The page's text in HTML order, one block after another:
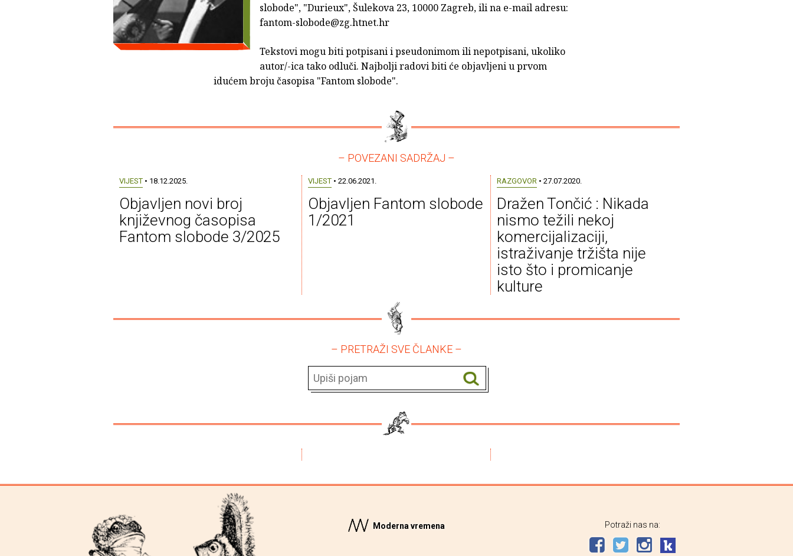
slobode", "Durieux", Šulekova 23, 10000 Zagreb, ili na e-mail adresu:
fantom-slobode@zg.htnet.hr
Tekstovi mogu biti potpisani i pseudonimom ili nepotpisani, ukoliko
autor/-ica tako odluči. Najbolji radovi biti će objavljeni u prvom
idućem broju časopisa "Fantom slobode".
– POVEZANI SADRŽAJ –
VIJEST• 18.12.2025.
Objavljen novi broj
književnog časopisa
Fantom slobode 3/2025
VIJEST• 22.06.2021.
Objavljen Fantom slobode
1/2021
RAZGOVOR • 27.07.2020.
Dražen Tončić : Nikada
nismo težili nekoj
komercijalizaciji,
istraživanje tržišta nije
isto što i promicanje
kulture
– PRETRAŽI SVE ČLANKE –
Moderna vremena Potraži nas na: